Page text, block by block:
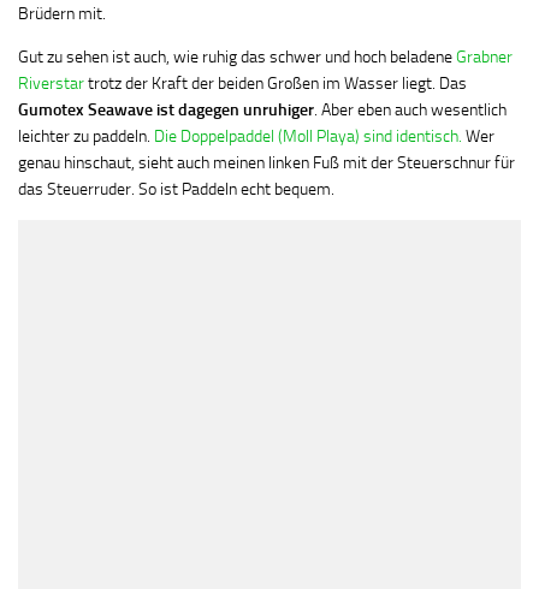
Brüdern mit.
Gut zu sehen ist auch, wie ruhig das schwer und hoch beladeneGrabner
Riverstartrotz der Kraft der beiden Großen im Wasser liegt. Das
Gumotex Seawave ist dagegen unruhiger. Aber eben auch wesentlich
leichter zu paddeln. Die Doppelpaddel (Moll Playa) sind identisch. Wer
genau hinschaut, sieht auch meinen linken Fuß mit der Steuerschnur für
das Steuerruder. So ist Paddeln echt bequem.